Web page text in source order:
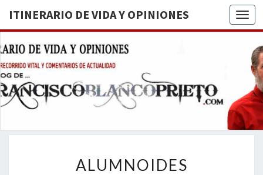
ITINERARIO DE VIDA Y OPINIONES
DE
BREVE
RECORRIDO
VITAL Y
ACTUALIDAD
ALUMNOIDES